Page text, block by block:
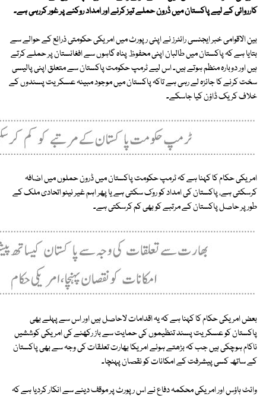
کارروائی کے لیے پاکستان میں ڈرون حملے تیز کرنے اور امداد روکنے پر غور کررہی ہے۔
بین الاقوامی خبر ایجنسی رائٹرز نے اپنی رپورٹ میں امریکی حکومتی ذرائع کے حوالے سے
بتایا ہے کہ پاکستان میں طالبان اپنی محفوظ پناہ گاہوں سے افغانستان پر حملے کرتے
ہیں اور دوبارہ منظم ہوتے ہیں۔ اس لیے ٹرمپ حکومت پاکستان سے متعلق اپنی پالیسی
سخت کرنے کا جائزہ لے رہی ہے تاکہ پاکستان میں موجود مبینہ عسکریت پسندوں کے
خلاف کریک ڈاؤن کیا جاسکے۔
امریکی حکام کا کہنا ہے کہ ٹرمپ حکومت پاکستان میں ڈرون حملوں میں اضافہ
کرسکتی ہے، پاکستان کی امداد کو روک سکتی ہے یا پھر اہم غیر نیٹو اتحادی ملک کے
طور پر حاصل پاکستان کے مرتبے کو بھی کم کرسکتی ہے۔
بعض امریکی حکام کا کہنا ہے کہ یہ اقدامات لاحاصل ہیں اور اس سے پہلے بھی
پاکستان کو عسکریت پسند تنظیموں کی حمایت سے باز رکھنے کی امریکی کوششیں
ناکام ہوچکی ہیں جب کہ بڑھتے ہوئے امریکا بھارت تعلقات کی وجہ سے بھی پاکستان
کے ساتھ کسی پیشرفت کے امکانات کو نقصان پہنچا۔
وائٹ ہاؤس اور امریکی محکمہ دفاع نے اس رپورٹ پر موقف دینے سے انکار کردیا ہے کہ